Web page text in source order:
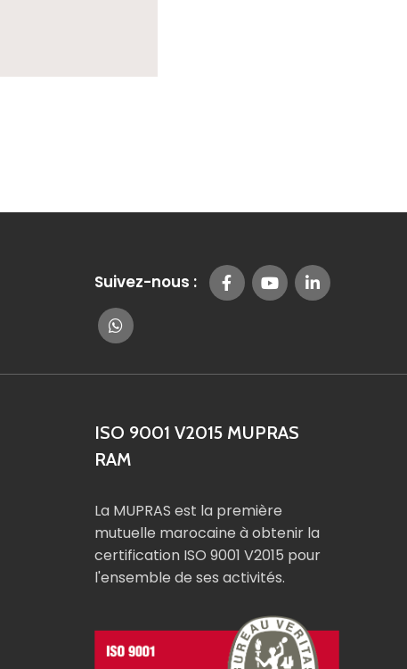
Suivez-nous :
ISO 9001 V2015 MUPRAS
RAM
La MUPRAS est la première
mutuelle marocaine à obtenir la
certification ISO 9001 V2015 pour
l'ensemble de ses activités.